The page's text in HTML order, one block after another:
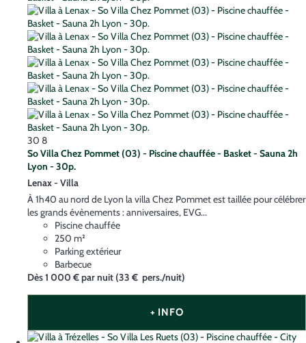
30 8
So Villa Chez Pommet (03) - Piscine chauffée - Basket - Sauna 2h
Lyon - 30p.
Lenax - Villa
À 1h40 au nord de Lyon la villa Chez Pommet est taillée pour célébrer
les grands évènements : anniversaires, EVG...
Piscine chauffée
250 m²
Parking extérieur
Barbecue
Dès1 000 €par nuit(33 € pers./nuit)
+ INFO